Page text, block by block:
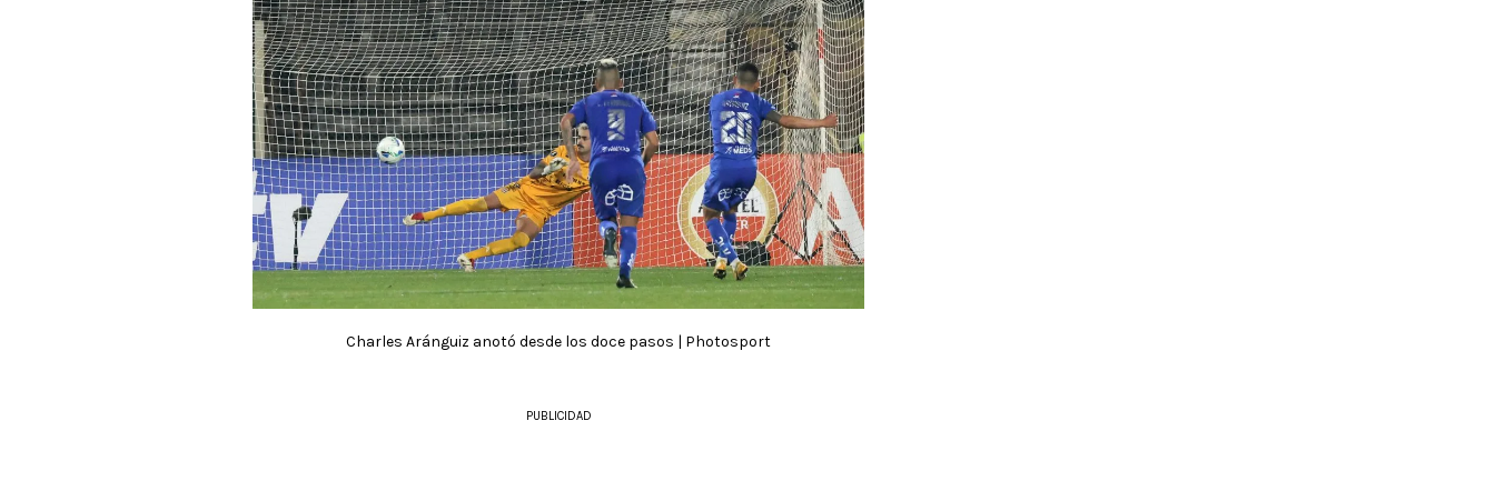
Charles Aránguiz anotó desde los doce pasos | Photosport
PUBLICIDAD